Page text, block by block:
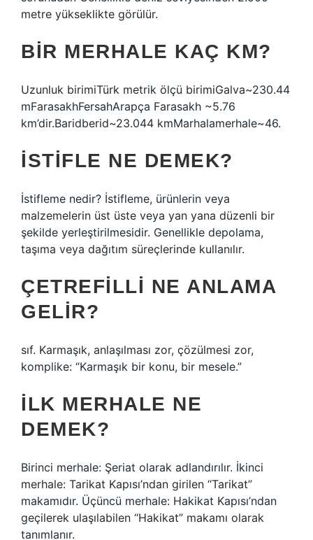
metre yükseklikte görülür.
BIR MERHALE KAÇ KM?
Uzunluk birimiTürk metrik ölçü birimiGalva~230.44
mFarasakhFersahArapça Farasakh ~5.76
km’dir.Baridberid~23.044 kmMarhalamerhale~46.
İSTIFLE NE DEMEK?
İstifleme nedir? İstifleme, ürünlerin veya
malzemelerin üst üste veya yan yana düzenli bir
şekilde yerleştirilmesidir. Genellikle depolama,
taşıma veya dağıtım süreçlerinde kullanılır.
ÇETREFILLI NE ANLAMA
GELIR?
sıf. Karmaşık, anlaşılması zor, çözülmesi zor,
komplike: “Karmaşık bir konu, bir mesele.”
İLK MERHALE NE
DEMEK?
Birinci merhale: Şeriat olarak adlandırılır. İkinci
merhale: Tarikat Kapısı’ndan girilen “Tarikat”
makamıdır. Üçüncü merhale: Hakikat Kapısı’ndan
geçilerek ulaşılabilen “Hakikat” makamı olarak
tanımlanır.